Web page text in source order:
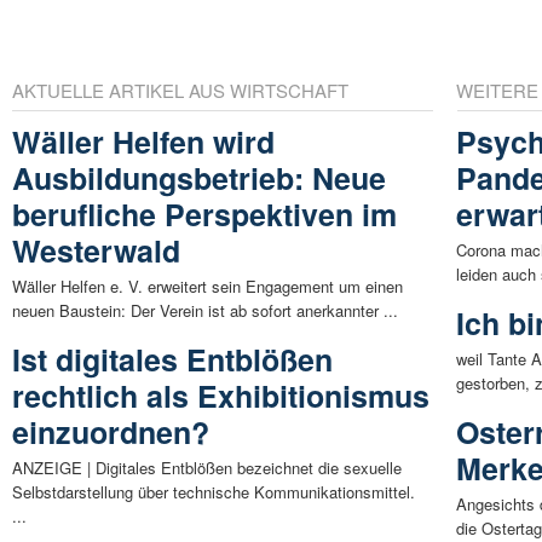
AKTUELLE ARTIKEL AUS WIRTSCHAFT
Wäller Helfen wird
Ausbildungsbetrieb: Neue
berufliche Perspektiven im
Westerwald
Wäller Helfen e. V. erweitert sein Engagement um einen
neuen Baustein: Der Verein ist ab sofort anerkannter ...
Ist digitales Entblößen
rechtlich als Exhibitionismus
einzuordnen?
ANZEIGE | Digitales Entblößen bezeichnet die sexuelle
Selbstdarstellung über technische Kommunikationsmittel.
...
Corona
leiden
Ich
weil Tante
gestorben,
Angesichts
die